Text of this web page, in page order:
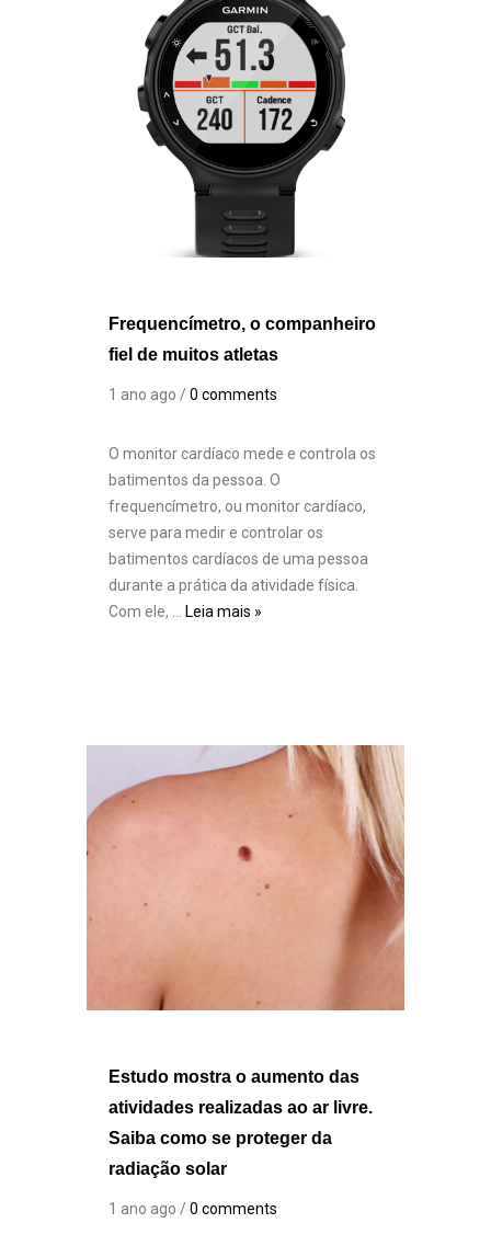
Frequencímetro, o companheiro
fiel de muitos atletas
1 ano ago /0 comments
O monitor cardíaco mede e controla os
batimentos da pessoa. O
frequencímetro, ou monitor cardíaco,
serve para medir e controlar os
batimentos cardíacos de uma pessoa
durante a prática da atividade física.
Com ele, …
Leia mais »
Estudo mostra o aumento das
atividades realizadas ao ar livre.
Saiba como se proteger da
radiação solar
1 ano ago /0 comments